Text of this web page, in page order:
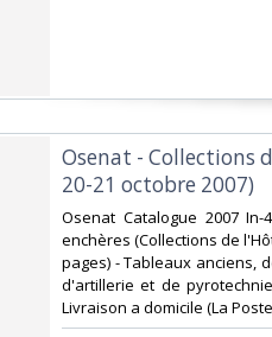
‎Osenat - Collections
20-21 octobre 2007)‎
‎Osenat Catalogue 2007
enchères (Collections de
pages) - Tableaux anciens,
d'artillerie et de
Livraison a domicile (La